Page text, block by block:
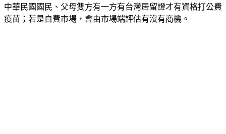
疫苗；若是自費市場，會由市場端評估有沒有商機。